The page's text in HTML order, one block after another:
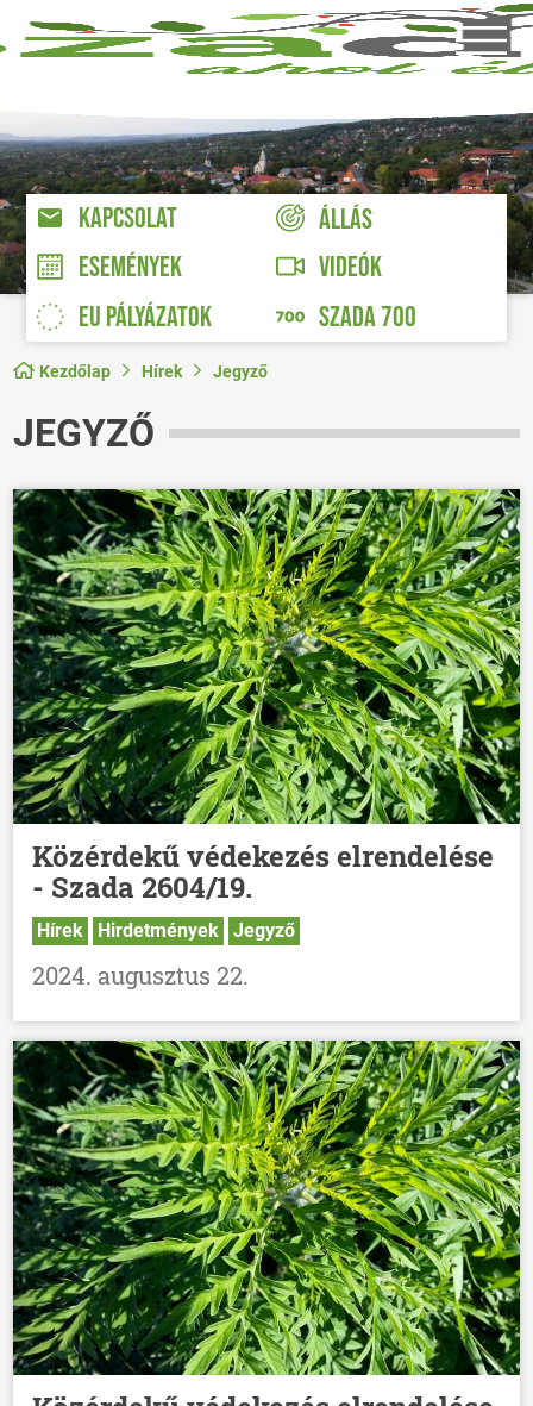
KAPCSOLAT
ÁLLÁS
ESEMÉNYEK
VIDEÓK
EU PÁLYÁZATOK
SZADA 700
Kezdőlap Hírek Jegyző
JEGYZŐ
Közérdekű védekezés elrendelése
- Szada 2604/19.
Hírek Hirdetmények Jegyző
2024. augusztus 22.